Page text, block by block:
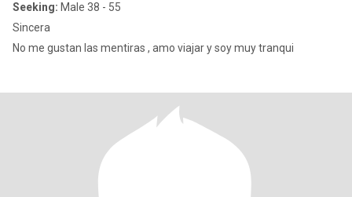
Seeking: Male 38 - 55
Sincera
No me gustan las mentiras , amo viajar y soy muy tranqui